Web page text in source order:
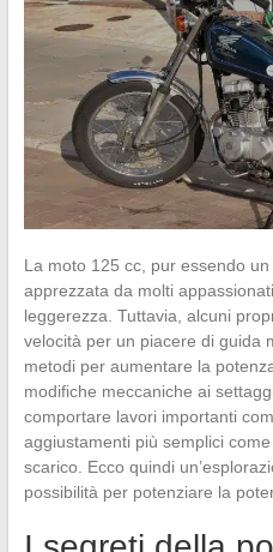
La moto 125 cc, pur essendo
apprezzata da molti
leggerezza. Tuttavia, alcuni
velocità per un piacere di guida
metodi per aumentare la
modifiche meccaniche ai
comportare lavori importanti
aggiustamenti più semplici
scarico. Ecco quindi
possibilità per potenziare la